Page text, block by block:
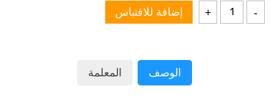
-
+ إضافة للاقتباس
الوصف المعلمة